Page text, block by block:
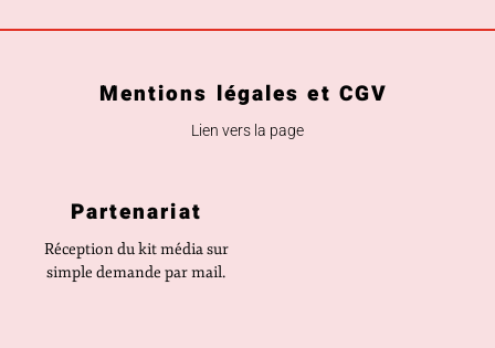
Mentions légales et CGV
Lien vers la page
Partenariat
Réception du kit média sur
simple demande par mail.